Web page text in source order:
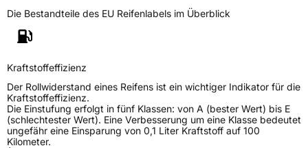
Die Bestandteile des EU Reifenlabels im Überblick
Kraftstoffeffizienz
Der Rollwiderstand eines Reifens ist ein wichtiger Indikator für die
Kraftstoffeffizienz.
Die Einstufung erfolgt in fünf Klassen: von A (bester Wert) bis E
(schlechtester Wert). Eine Verbesserung um eine Klasse bedeutet
ungefähr eine Einsparung von 0,1 Liter Kraftstoff auf 100
Kilometer.